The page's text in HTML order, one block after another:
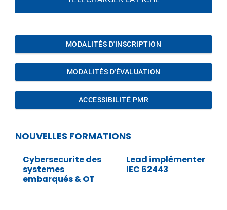
MODALITÉS D'INSCRIPTION
MODALITÉS D'ÉVALUATION
ACCESSIBILITÉ PMR
NOUVELLES FORMATIONS
Cybersecurite des
systemes
embarqués & OT
Lead implémenter
IEC 62443